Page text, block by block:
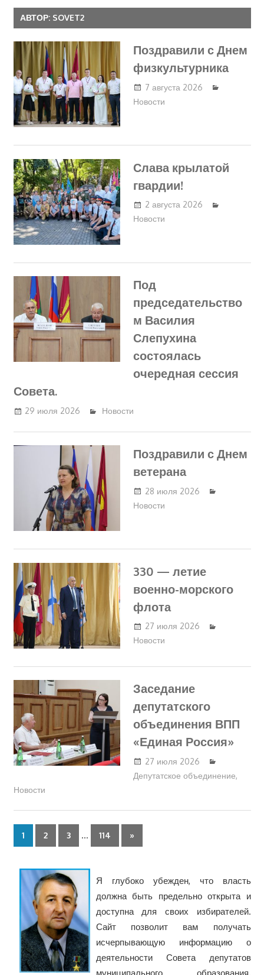
АВТОР: SOVET2
Поздравили с Днем
физкультурника
7 августа 2026
Новости
Слава крылатой
гвардии!
2 августа 2026
Новости
Под
председательство
м Василия
Слепухина
состоялась
очередная сессия
Совета.
29 июля 2026 Новости
Поздравили с Днем
ветерана
28 июля 2026
Новости
330 — летие
военно-морского
флота
27 июля 2026
Новости
Заседание
депутатского
объединения ВПП
«Единая Россия»
27 июля 2026
Депутатское объединение,
Новости
1 2 3 … 114
Следующие
записи
»
Я глубоко убежден, что власть
должна быть предельно открыта и
доступна для своих избирателей.
Сайт позволит вам получать
исчерпывающую информацию о
деятельности Совета депутатов